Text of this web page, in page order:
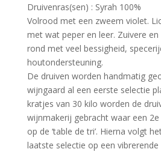
Druivenras(sen) : Syrah 100%
Volrood met een zweem violet.
met wat peper en leer. Zuivere
rond met veel bessigheid,
houtondersteuning.
De druiven worden handmatig
wijngaard al een eerste selectie
kratjes van 30 kilo worden de
wijnmakerij gebracht waar een
op de ‘table de tri’. Hierna volgt
laatste selectie op een